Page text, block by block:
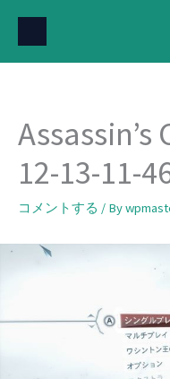
を
Assassin’s
12-13-11-
コメントする / By